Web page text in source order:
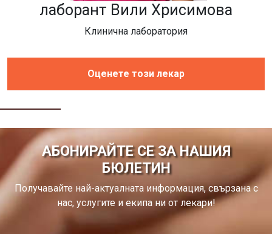
лаборант Вили Хрисимова
Клинична лаборатория
Оценете този лекар
АБОНИРАЙТЕ СЕ ЗА НАШИЯ
БЮЛЕТИН
Получавайте най-актуалната информация, свързана с
нас, услугите и екипа ни от лекари!